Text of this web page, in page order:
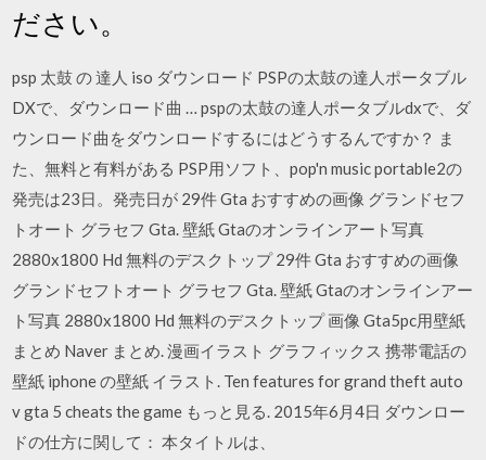
ださい。
psp 太鼓 の 達人 iso ダウンロード PSPの太鼓の達人ポータブル
DXで、ダウンロード曲 … pspの太鼓の達人ポータブルdxで、ダ
ウンロード曲をダウンロードするにはどうするんですか？ ま
た、無料と有料がある PSP用ソフト、pop'n music portable2の
発売は23日。発売日が 29件 Gta おすすめの画像 グランドセフ
トオート グラセフ Gta. 壁紙 Gtaのオンラインアート写真
2880x1800 Hd 無料のデスクトップ 29件 Gta おすすめの画像
グランドセフトオート グラセフ Gta. 壁紙 Gtaのオンラインアー
ト写真 2880x1800 Hd 無料のデスクトップ 画像 Gta5pc用壁紙
まとめ Naver まとめ. 漫画イラスト グラフィックス 携帯電話の
壁紙 iphone の壁紙 イラスト. Ten features for grand theft auto
v gta 5 cheats the game もっと見る. 2015年6月4日 ダウンロー
ドの仕方に関して： 本タイトルは、